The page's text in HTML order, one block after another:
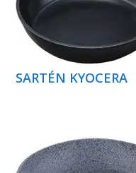
SARTÉN KYOCERA